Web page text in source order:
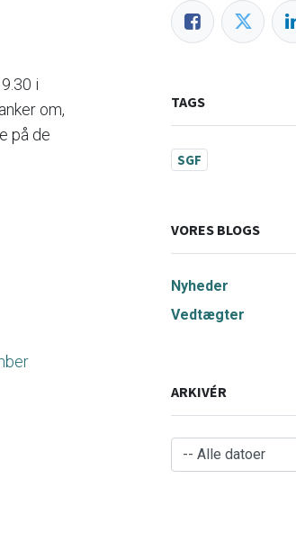
i
om,
på de
TAGS
SGF
VORES BLOGS
Nyheder
Vedtægter
ARKIVÉR